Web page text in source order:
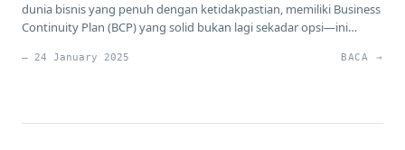
dunia bisnis yang penuh dengan ketidakpastian, memiliki Business
Continuity Plan (BCP) yang solid bukan lagi sekadar opsi—ini
pemimpin perusahaan, Anda tentu memahami bahwa gangguan
— 24 January 2025 BACA →